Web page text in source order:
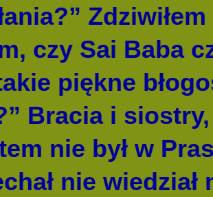
czy Sai Baba
piękne
Bracia i
nie był w
nie